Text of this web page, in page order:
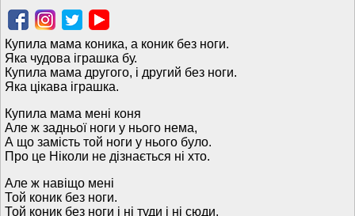
Купила мама коника, а коник без ноги.
Яка чудова іграшка бу.
Купила мама другого, і другий без ноги.
Яка цікава іграшка.
Купила мама мені коня
Але ж задньої ноги у нього нема,
А що замість той ноги у нього було.
Про це Ніколи не дізнається ні хто.
Але ж навіщо мені
Той коник без ноги.
Той коник без ноги і ні туди і ні сюди.